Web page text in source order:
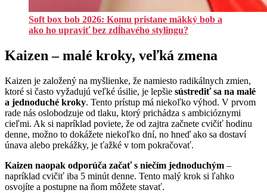
Soft box bob 2026: Komu pristane mäkký bob a
ako ho upraviť bez zdĺhavého stylingu?
Kaizen – malé kroky, veľká zmena
Kaizen je založený na myšlienke, že namiesto radikálnych zmien,
ktoré si často vyžadujú veľké úsilie, je lepšie sústrediť sa na malé
a jednoduché kroky. Tento prístup má niekoľko výhod. V prvom
rade nás oslobodzuje od tlaku, ktorý prichádza s ambicióznymi
cieľmi. Ak si napríklad poviete, že od zajtra začnete cvičiť hodinu
denne, možno to dokážete niekoľko dní, no hneď ako sa dostaví
únava alebo prekážky, je ťažké v tom pokračovať.
Kaizen naopak odporúča začať s niečím jednoduchým –
napríklad cvičiť iba 5 minút denne. Tento malý krok si ľahko
osvojíte a postupne na ňom môžete stavať.